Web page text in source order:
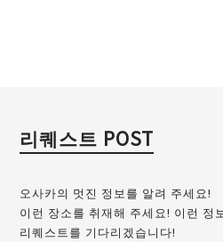
리퀘스트 POST
오사카의 멋진 정보를 알려 주세요!
이런 장소를 취재해 주세요! 이런 정
리퀘스트를 기다리겠습니다!